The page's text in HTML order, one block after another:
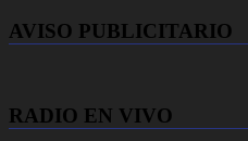
AVISO PUBLICITARIO
RADIO EN VIVO